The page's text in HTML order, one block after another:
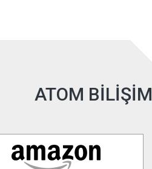
ATOM BİLİŞİM